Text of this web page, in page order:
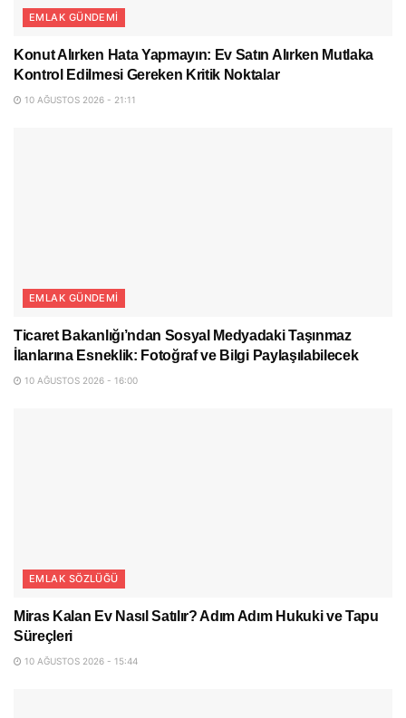
EMLAK GÜNDEMI
Konut Alırken Hata Yapmayın: Ev Satın Alırken Mutlaka
Kontrol Edilmesi Gereken Kritik Noktalar
10 AĞUSTOS 2026 - 21:11
EMLAK GÜNDEMI
Ticaret Bakanlığı’ndan Sosyal Medyadaki Taşınmaz
İlanlarına Esneklik: Fotoğraf ve Bilgi Paylaşılabilecek
10 AĞUSTOS 2026 - 16:00
EMLAK SÖZLÜĞÜ
Miras Kalan Ev Nasıl Satılır? Adım Adım Hukuki ve Tapu
Süreçleri
10 AĞUSTOS 2026 - 15:44